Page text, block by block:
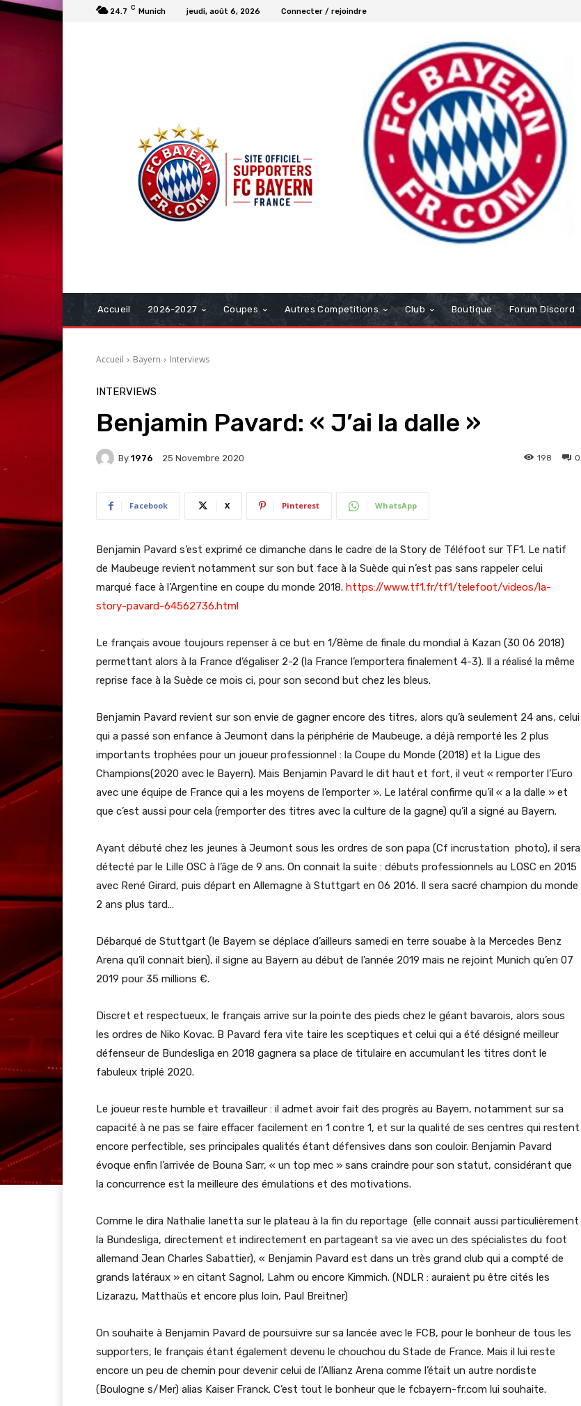
24.7 C Munich jeudi, août 6, 2026 Connecter / rejoindre
Accueil 2026-2027 Coupes Autres Competitions Club Boutique Forum Discord
Accueil Bayern Interviews
INTERVIEWS
Benjamin Pavard: « J’ai la dalle »
By 1976 25 Novembre 2020 0
198
Facebook X Pinterest WhatsApp
Benjamin Pavard s’est exprimé ce dimanche dans le cadre de la Story de Téléfoot sur TF1. Le natif
de Maubeuge revient notamment sur son but face à la Suède qui n’est pas sans rappeler celui
marqué face à l’Argentine en coupe du monde 2018. https://www.tf1.fr/tf1/telefoot/videos/la-
story-pavard-64562736.html
Le français avoue toujours repenser à ce but en 1/8ème de finale du mondial à Kazan (30 06 2018)
permettant alors à la France d’égaliser 2-2 (la France l’emportera finalement 4-3). Il a réalisé la même
reprise face à la Suède ce mois ci, pour son second but chez les bleus.
Benjamin Pavard revient sur son envie de gagner encore des titres, alors qu’à seulement 24 ans, celui
qui a passé son enfance à Jeumont dans la périphérie de Maubeuge, a déjà remporté les 2 plus
importants trophées pour un joueur professionnel : la Coupe du Monde (2018) et la Ligue des
Champions(2020 avec le Bayern). Mais Benjamin Pavard le dit haut et fort, il veut « remporter l’Euro
avec une équipe de France qui a les moyens de l’emporter ». Le latéral confirme qu’il « a la dalle » et
que c’est aussi pour cela (remporter des titres avec la culture de la gagne) qu’il a signé au Bayern.
Ayant débuté chez les jeunes à Jeumont sous les ordres de son papa (Cf incrustation photo), il sera
détecté par le Lille OSC à l’âge de 9 ans. On connait la suite : débuts professionnels au LOSC en 2015
avec René Girard, puis départ en Allemagne à Stuttgart en 06 2016. Il sera sacré champion du monde
2 ans plus tard…
Débarqué de Stuttgart (le Bayern se déplace d’ailleurs samedi en terre souabe à la Mercedes Benz
Arena qu’il connait bien), il signe au Bayern au début de l’année 2019 mais ne rejoint Munich qu’en 07
2019 pour 35 millions €.
Discret et respectueux, le français arrive sur la pointe des pieds chez le géant bavarois, alors sous
les ordres de Niko Kovac. B Pavard fera vite taire les sceptiques et celui qui a été désigné meilleur
défenseur de Bundesliga en 2018 gagnera sa place de titulaire en accumulant les titres dont le
fabuleux triplé 2020.
Le joueur reste humble et travailleur : il admet avoir fait des progrès au Bayern, notamment sur sa
capacité à ne pas se faire effacer facilement en 1 contre 1, et sur la qualité de ses centres qui restent
encore perfectible, ses principales qualités étant défensives dans son couloir. Benjamin Pavard
évoque enfin l’arrivée de Bouna Sarr, « un top mec » sans craindre pour son statut, considérant que
la concurrence est la meilleure des émulations et des motivations.
Comme le dira Nathalie Ianetta sur le plateau à la fin du reportage (elle connait aussi particulièrement
la Bundesliga, directement et indirectement en partageant sa vie avec un des spécialistes du foot
allemand Jean Charles Sabattier), « Benjamin Pavard est dans un très grand club qui a compté de
grands latéraux » en citant Sagnol, Lahm ou encore Kimmich. (NDLR : auraient pu être cités les
Lizarazu, Matthaüs et encore plus loin, Paul Breitner)
On souhaite à Benjamin Pavard de poursuivre sur sa lancée avec le FCB, pour le bonheur de tous les
supporters, le français étant également devenu le chouchou du Stade de France. Mais il lui reste
encore un peu de chemin pour devenir celui de l’Allianz Arena comme l’était un autre nordiste
(Boulogne s/Mer) alias Kaiser Franck. C’est tout le bonheur que le fcbayern-fr.com lui souhaite.